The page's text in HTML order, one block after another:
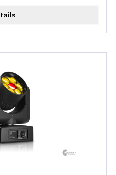
werden.
2 m Schlauch
Tank und das
Daten: Gewicht
Generator +
x 400mm x 570mm
pro Minute
+ Kanone: 750 VA
Pumpe (B x